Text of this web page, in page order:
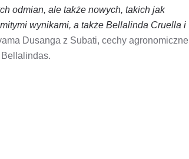
odmian, ale także nowych, takich jak
wynikami, a także Bellalinda Cruella i
Dusanga z Subati, cechy agronomiczne